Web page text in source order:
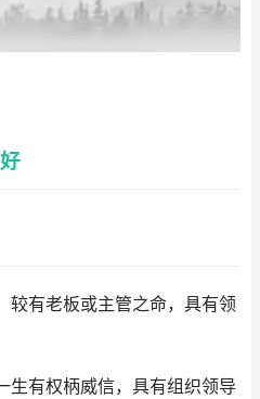
较有老板或主管之命，具有领
生有权柄威信，具有组织领导